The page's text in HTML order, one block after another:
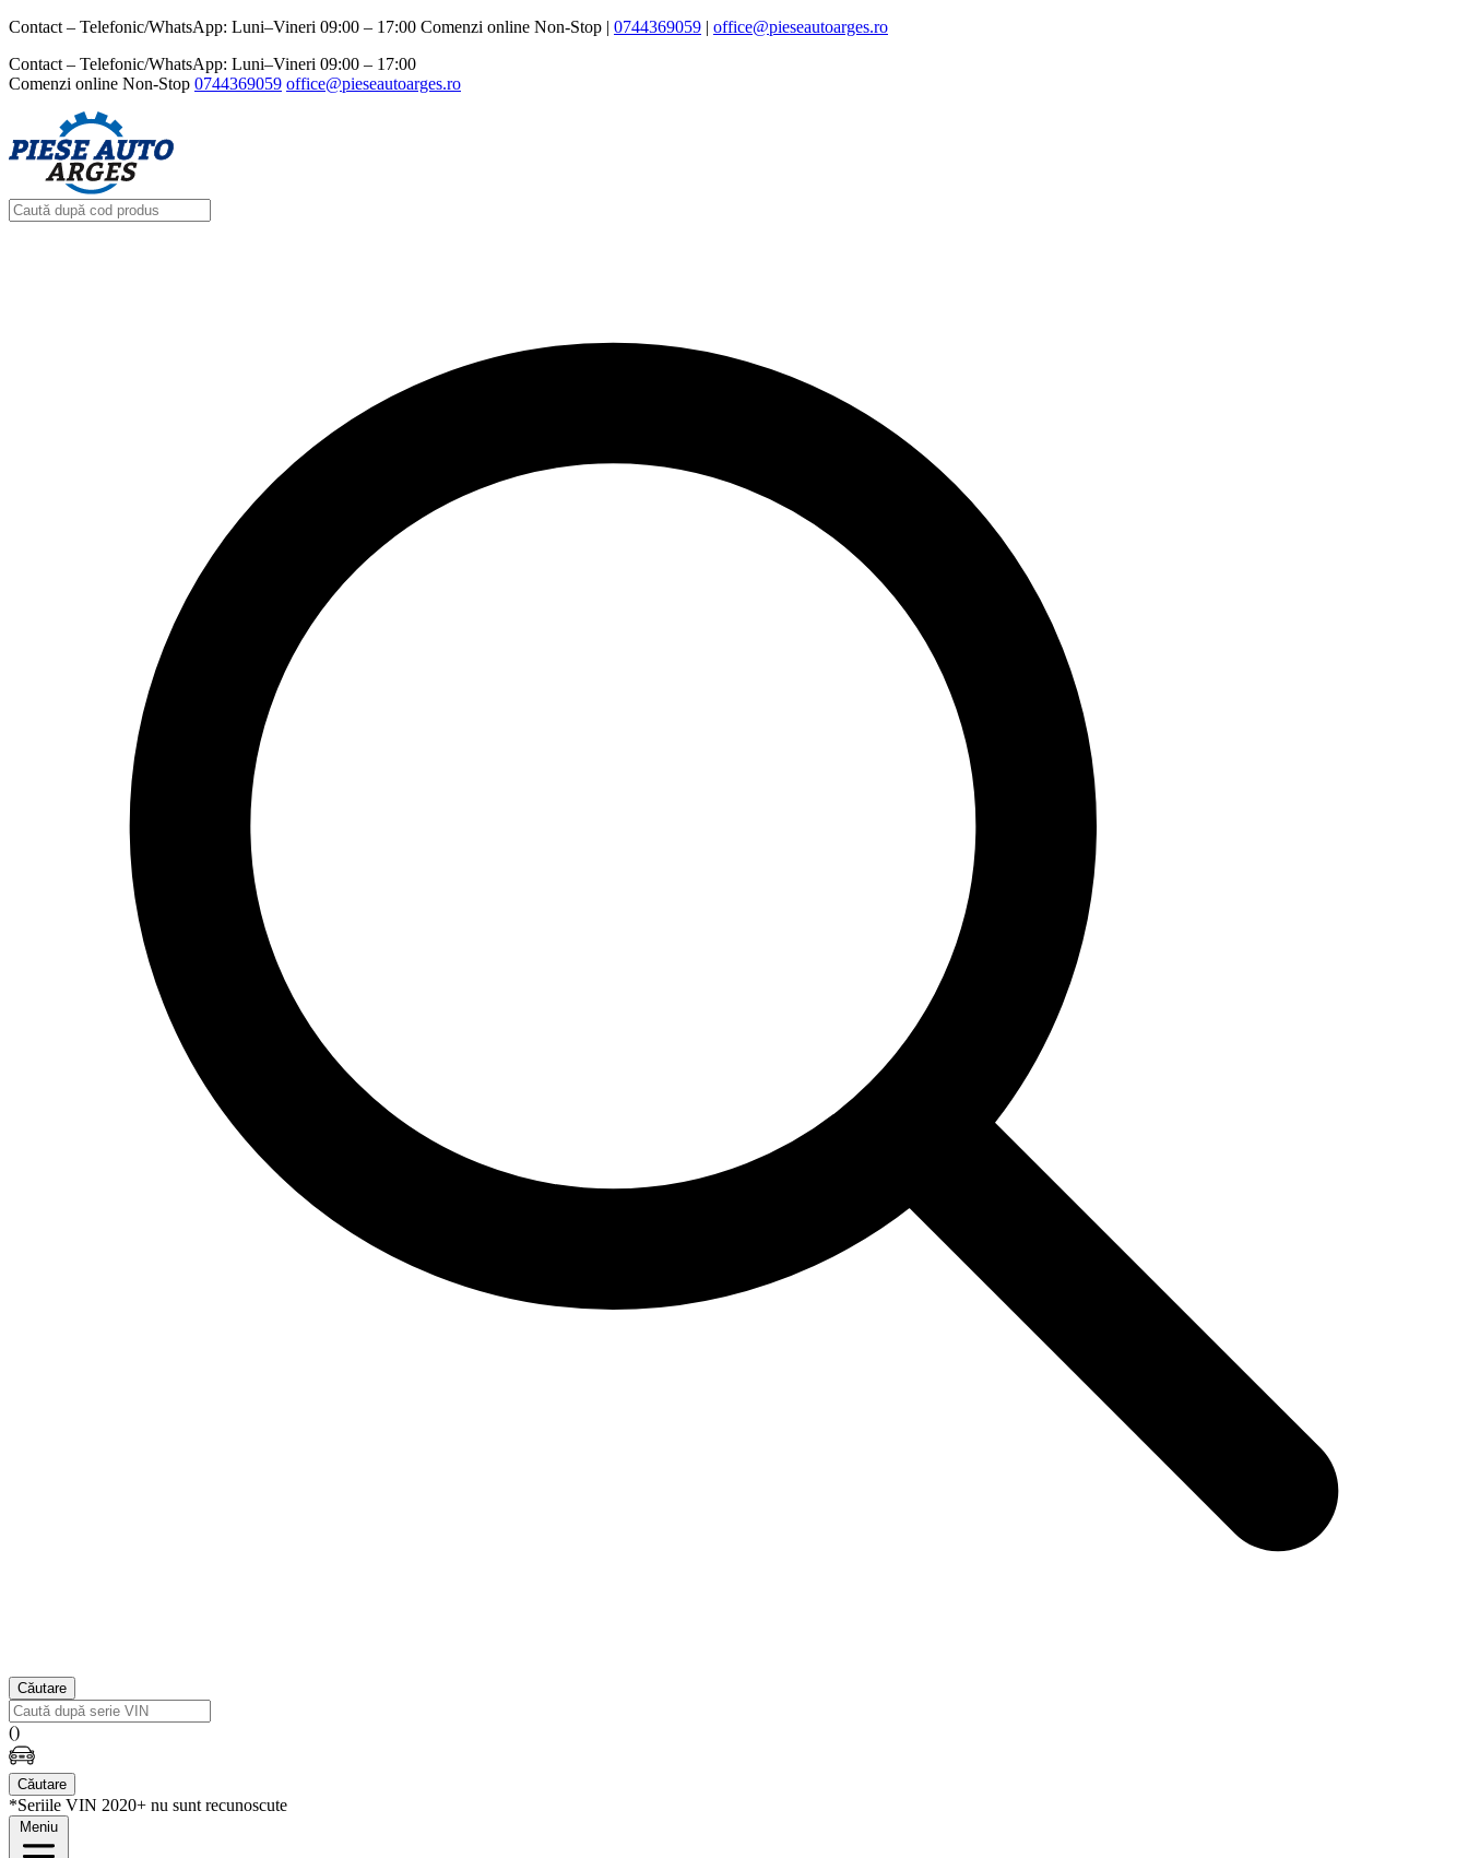
Contact – Telefonic/WhatsApp: Luni–Vineri 09:00 – 17:00 Comenzi online Non-Stop | 0744369059‬ | office@pieseautoarges.ro
Contact – Telefonic/WhatsApp: Luni–Vineri 09:00 – 17:00
Comenzi online Non-Stop 0744369059‬ office@pieseautoarges.ro
Căutare
()
Căutare
*Seriile VIN 2020+ nu sunt recunoscute
Meniu